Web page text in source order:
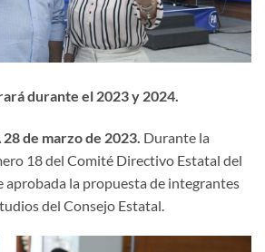
durante el 2023 y 2024.
de marzo de 2023. Durante la
18 del Comité Directivo Estatal del
aprobada la propuesta de integrantes
del Consejo Estatal.